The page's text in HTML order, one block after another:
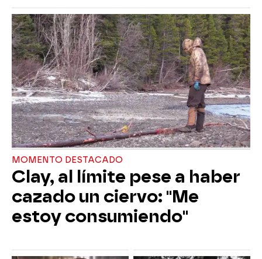
MOMENTO DESTACADO
Clay, al límite pese a haber
cazado un ciervo: "Me
estoy consumiendo"